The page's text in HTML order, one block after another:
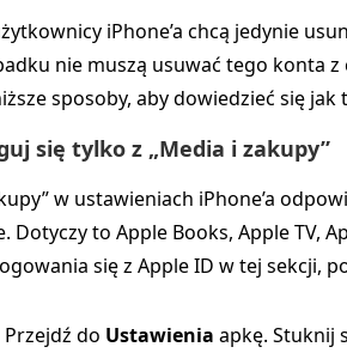
iPhone’a chcą jedynie
nie muszą usuwać tego konta z
sposoby, aby dowiedzieć się jak
się tylko z „Media i zakupy”
w ustawieniach iPhone’a
Dotyczy to Apple Books, Apple TV,
się z Apple ID w tej sekcji,
Przejdź do Ustawienia apkę. Stuknij